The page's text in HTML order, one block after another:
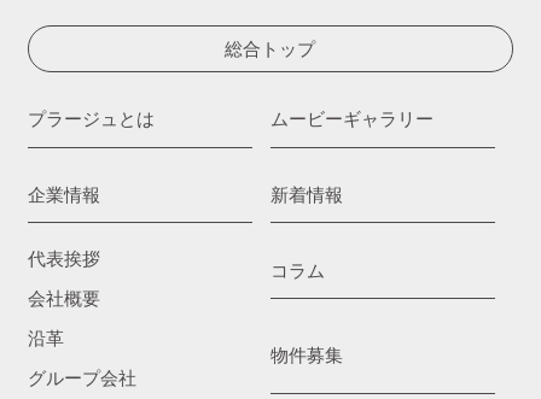
総合トップ
プラージュとは
企業情報
代表挨拶
会社概要
沿革
グループ会社
ムービーギャラリー
新着情報
コラム
物件募集